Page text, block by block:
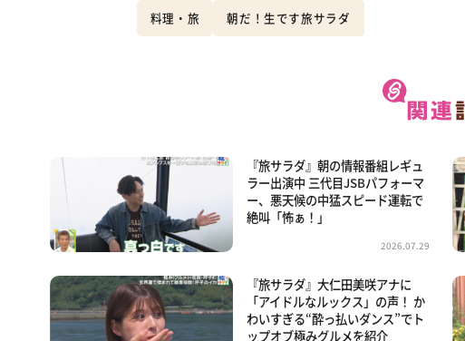
料理・旅 朝だ！生です旅サラダ
『旅サラダ』朝の情報番組レギュ
ラー出演中 三代目JSBパフォーマ
ー、悪天候の中猛スピード運転で
絶叫「怖ぁ！」
2026.07.29
『旅サラダ』大仁田美咲アナに
「アイドルなルックス」の声！ か
わいすぎる“酔っ払いダンス”でト
ップオブ極みグルメを紹介